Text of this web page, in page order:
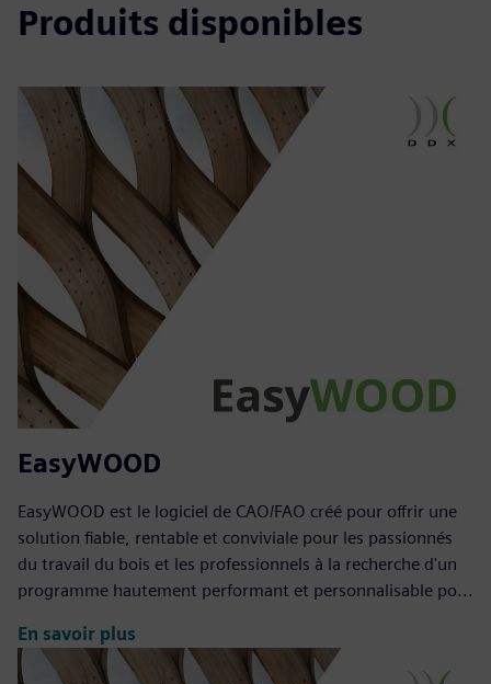
Produits disponibles
EasyWOOD
EasyWOOD est le logiciel de CAO/FAO créé pour offrir une
solution fiable, rentable et conviviale pour les passionnés
du travail du bois et les professionnels à la recherche d'un
programme hautement performant et personnalisable po...
En savoir plus